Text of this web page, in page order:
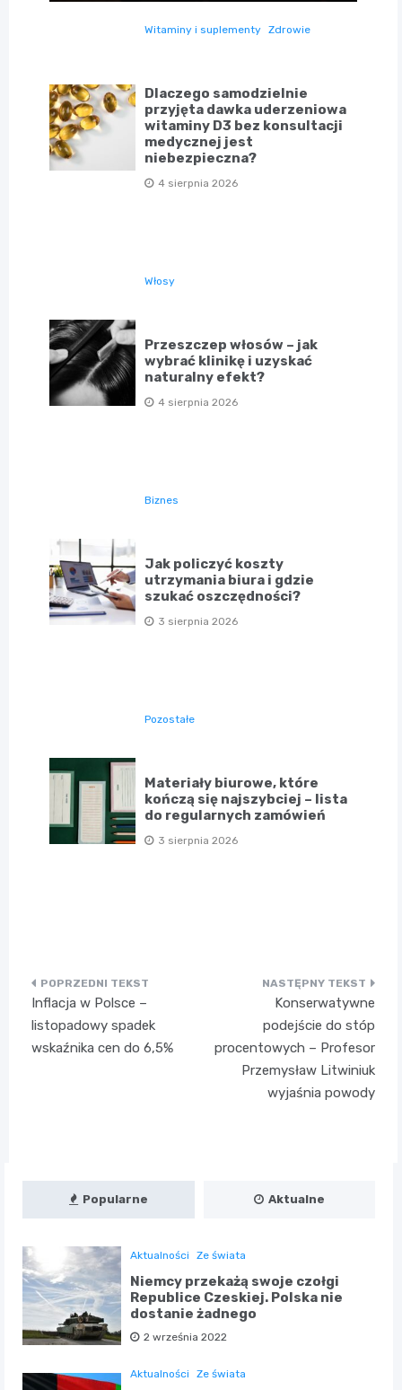
Witaminy i suplementy Zdrowie
Dlaczego samodzielnie
przyjęta dawka uderzeniowa
witaminy D3 bez konsultacji
medycznej jest
niebezpieczna?
4 sierpnia 2026
Włosy
Przeszczep włosów – jak
wybrać klinikę i uzyskać
naturalny efekt?
4 sierpnia 2026
Biznes
Jak policzyć koszty
utrzymania biura i gdzie
szukać oszczędności?
3 sierpnia 2026
Pozostałe
Materiały biurowe, które
kończą się najszybciej – lista
do regularnych zamówień
3 sierpnia 2026
Nawigacja
wpisu
Inflacja w Polsce –
listopadowy spadek
wskaźnika cen do 6,5%
Konserwatywne
podejście do stóp
procentowych – Profesor
Przemysław Litwiniuk
wyjaśnia powody
Popularne Aktualne
Aktualności Ze świata
Niemcy przekażą swoje czołgi
Republice Czeskiej. Polska nie
dostanie żadnego
2 września 2022
Aktualności Ze świata